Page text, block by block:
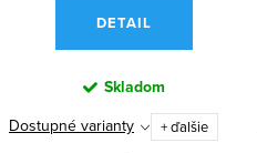
v
DETAIL
Skladom
Dostupné varianty + ďalšie